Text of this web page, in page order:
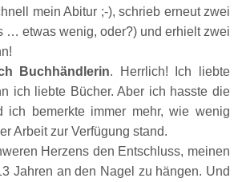
mein Abitur ;-), schrieb erneut zwei
… etwas wenig, oder?) und erhielt zwei
Buchhändlerin. Herrlich! Ich liebte
ich liebte Bücher. Aber ich hasste die
ich bemerkte immer mehr, wie wenig
Arbeit zur Verfügung stand.
Herzens den Entschluss, meinen
Jahren an den Nagel zu hängen. Und